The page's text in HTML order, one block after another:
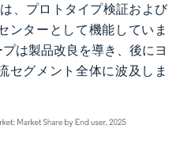
、プロトタイプ検証および
ンターとして機能していま
は製品改良を導き、後にヨ
セグメント全体に波及しま